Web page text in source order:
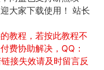
历史
大家下载使用！ 站长
教程，若按此教程不
费协助解决，QQ：
接失效请及时留言反